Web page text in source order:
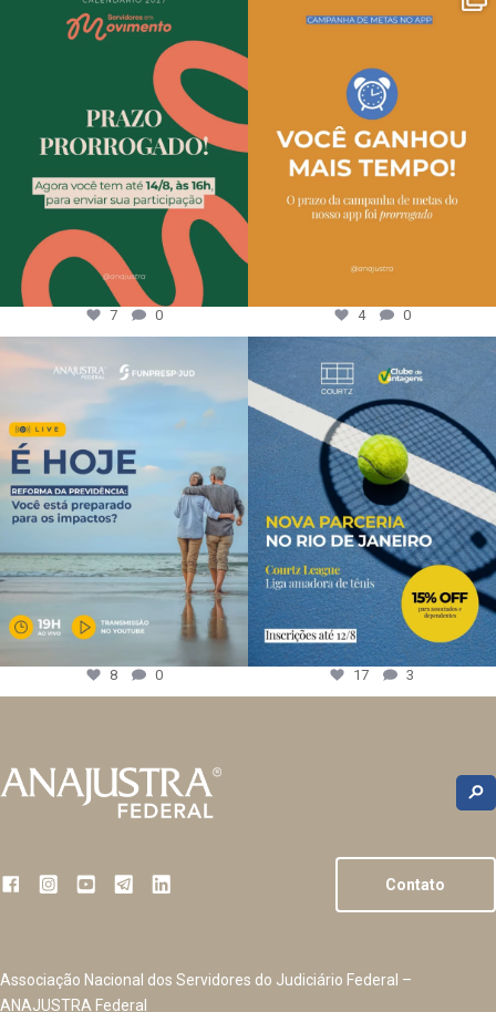
7 0 4 0
8 0 17 3
Contato
Associação Nacional dos Servidores do Judiciário Federal –
ANAJUSTRA Federal